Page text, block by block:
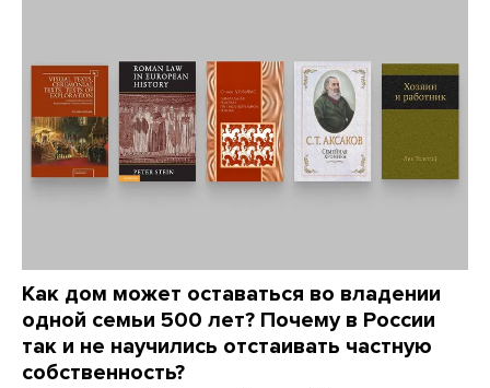
Как дом может оставаться во владении
одной семьи 500 лет? Почему в России
так и не научились отстаивать частную
собственность?